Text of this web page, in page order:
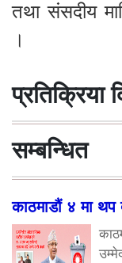
तथा संसदीय
।
प्रतिक्रिया
सम्बन्धित
काठमाडौं ४ मा थप